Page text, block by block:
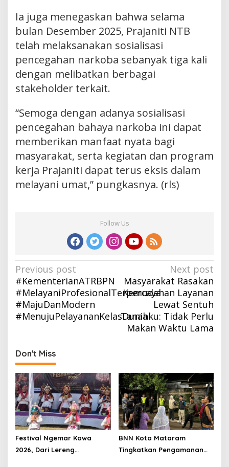
Ia juga menegaskan bahwa selama
bulan Desember 2025, Prajaniti NTB
telah melaksanakan sosialisasi
pencegahan narkoba sebanyak tiga kali
dengan melibatkan berbagai
stakeholder terkait.
“Semoga dengan adanya sosialisasi
pencegahan bahaya narkoba ini dapat
memberikan manfaat nyata bagi
masyarakat, serta kegiatan dan program
kerja Prajaniti dapat terus eksis dalam
melayani umat,” pungkasnya. (rls)
Follow Us
Post
navigation
Previous post
#KementerianATRBPN
#MelayaniProfesionalTerpercaya
#MajuDanModern
#MenujuPelayananKelasDunia
Next post
Masyarakat Rasakan
Kemudahan Layanan
Lewat Sentuh
Tanahku: Tidak Perlu
Makan Waktu Lama
Don't Miss
Festival Ngemar Kawa
2026, Dari Lereng
BNN Kota Mataram
Tingkatkan Pengamanan